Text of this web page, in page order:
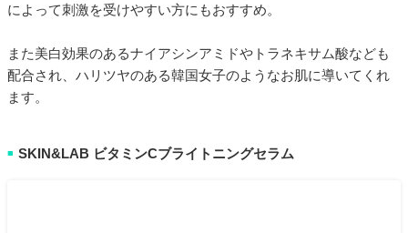
によって刺激を受けやすい方にもおすすめ。
また美白効果のあるナイアシンアミドやトラネキサム酸なども
配合され、ハリツヤのある韓国女子のようなお肌に導いてくれ
ます。
■ SKIN&LAB ビタミンCブライトニングセラム